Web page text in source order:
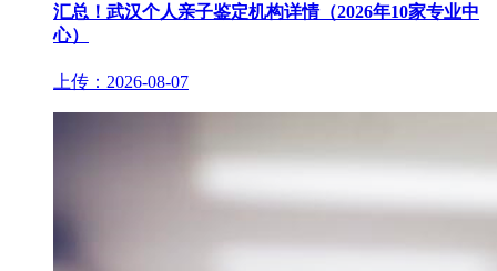
汇总！武汉个人亲子鉴定机构详情（2026年10家专业中
心）
上传：2026-08-07